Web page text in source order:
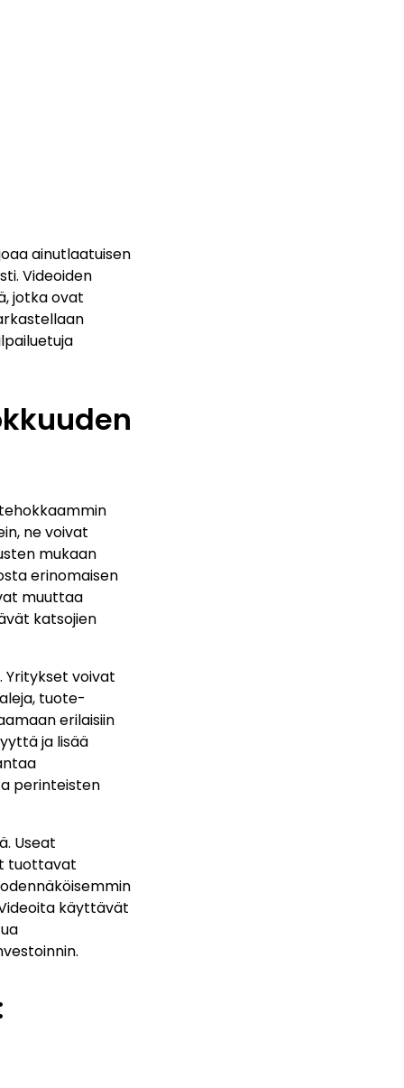
ainutlaatuisen
Videoiden
jotka ovat
ne voivat
mukaan
erinomaisen
muuttaa
katsojien
Yritykset voivat
tuote-
erilaisiin
ja lisää
perinteisten
Useat
tuottavat
käyttävät